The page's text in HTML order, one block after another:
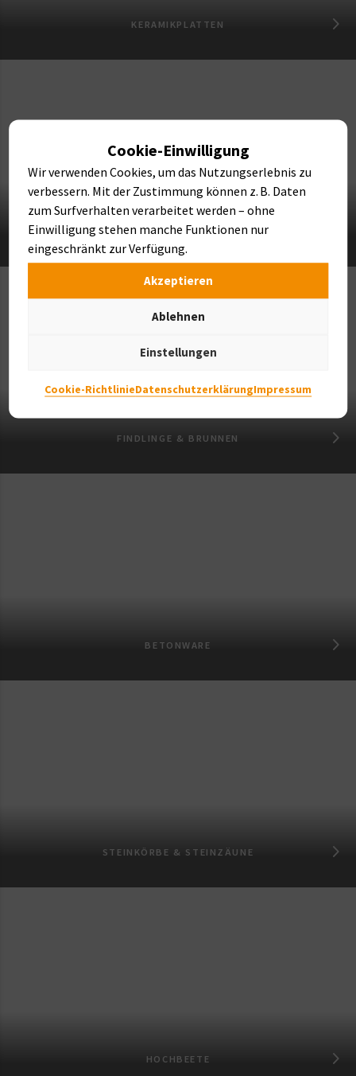
Cookie-Einwilligung
Wir verwenden Cookies, um das Nutzungserlebnis zu
verbessern. Mit der Zustimmung können z. B. Daten
zum Surfverhalten verarbeitet werden – ohne
Einwilligung stehen manche Funktionen nur
eingeschränkt zur Verfügung.
Akzeptieren
Ablehnen
Einstellungen
Cookie-RichtlinieDatenschutzerklärungImpressum
KERAMIKPLATTEN
NATURSTEINE
FINDLINGE & BRUNNEN
BETONWARE
STEINKÖRBE & STEINZÄUNE
HOCHBEETE